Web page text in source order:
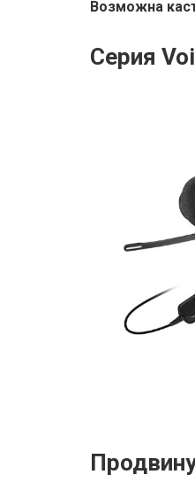
Возможна
Серия